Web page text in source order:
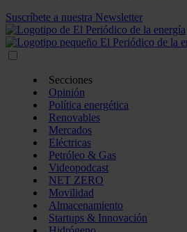
Suscríbete a nuestra Newsletter
Secciones
Opinión
Política energética
Renovables
Mercados
Eléctricas
Petróleo & Gas
Videopodcast
NET ZERO
Movilidad
Almacenamiento
Startups & Innovación